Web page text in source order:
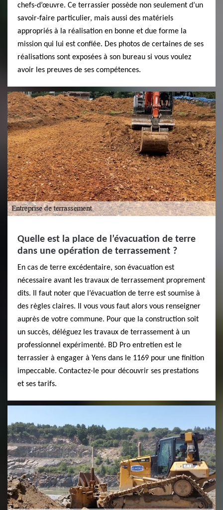
chefs-d’œuvre. Ce terrassier possède non seulement d’un
savoir-faire particulier, mais aussi des matériels
appropriés à la réalisation en bonne et due forme la
mission qui lui est confiée. Des photos de certaines de ses
réalisations sont exposées à son bureau si vous voulez
avoir les preuves de ses compétences.
Quelle est la place de l’évacuation de terre
dans une opération de terrassement ?
En cas de terre excédentaire, son évacuation est
nécessaire avant les travaux de terrassement proprement
dits. Il faut noter que l’évacuation de terre est soumise à
des règles claires. Il vous vous faut alors vous renseigner
auprès de votre commune. Pour que la construction soit
un succès, déléguez les travaux de terrassement à un
professionnel expérimenté. BD Pro entretien est le
terrassier à engager à Yens dans le 1169 pour une finition
impeccable. Contactez-le pour découvrir ses prestations
et ses tarifs.